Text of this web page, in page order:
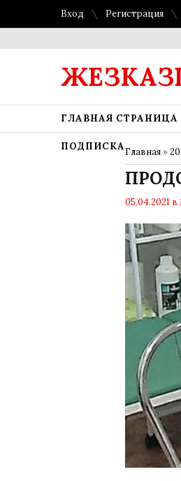
Вход Регистрация
ГЛАВНАЯ СТРАНИЦА
ПОДПИСКАГлавная »
05.04.2021 в